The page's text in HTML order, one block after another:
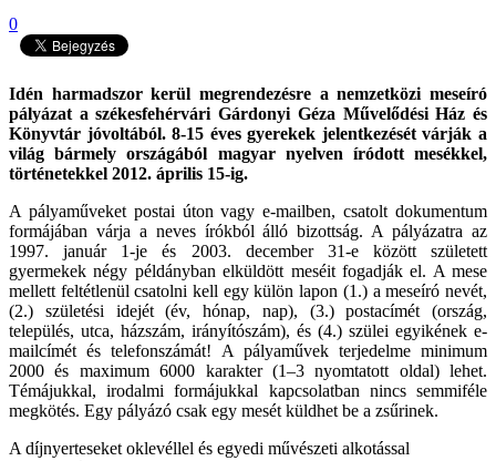
0
Idén harmadszor kerül megrendezésre a nemzetközi meseíró
pályázat a székesfehérvári Gárdonyi Géza Művelődési Ház és
Könyvtár jóvoltából. 8-15 éves gyerekek jelentkezését várják a
világ bármely országából magyar nyelven íródott mesékkel,
történetekkel 2012. április 15-ig.
A pályaműveket postai úton vagy e-mailben, csatolt dokumentum
formájában várja a neves írókból álló bizottság. A pályázatra az
1997. január 1-je és 2003. december 31-e között született
gyermekek négy példányban elküldött meséit fogadják el. A mese
mellett feltétlenül csatolni kell egy külön lapon (1.) a meseíró nevét,
(2.) születési idejét (év, hónap, nap), (3.) postacímét (ország,
település, utca, házszám, irányítószám), és (4.) szülei egyikének e-
mailcímét és telefonszámát! A pályaművek terjedelme minimum
2000 és maximum 6000 karakter (1–3 nyomtatott oldal) lehet.
Témájukkal, irodalmi formájukkal kapcsolatban nincs semmiféle
megkötés. Egy pályázó csak egy mesét küldhet be a zsűrinek.
A díjnyerteseket oklevéllel és egyedi művészeti alkotással